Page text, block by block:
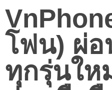
โฟน) ผ่
ทุกรุ่นให